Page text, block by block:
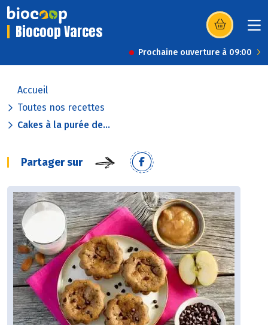
Biocoop Varces (s’ouvre dans
Prochaine ouverture à 09:00
Accueil
Toutes nos recettes
Cakes à la purée de...
Partager sur